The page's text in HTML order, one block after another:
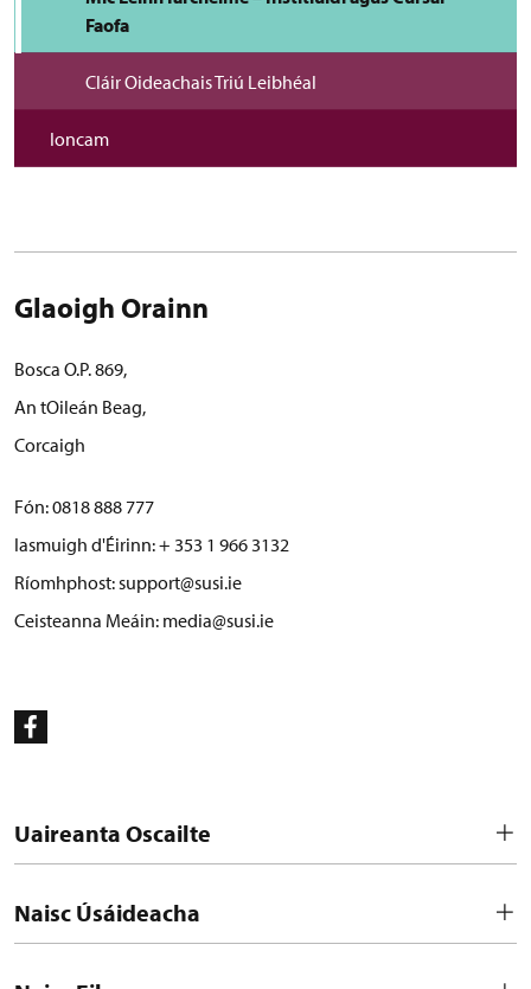
Faofa
Cláir Oideachais Triú Leibhéal
Ioncam
Glaoigh Orainn
Bosca O.P. 869,
An tOileán Beag,
Corcaigh
Fón:0818 888 777
Iasmuigh d'Éirinn: + 353 1 966 3132
Ríomhphost:support@susi.ie
Ceisteanna Meáin: media@susi.ie
Uaireanta Oscailte
Naisc Úsáideacha